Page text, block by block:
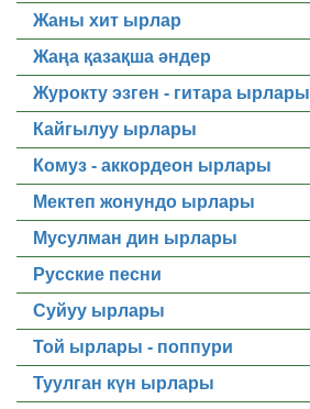
Жаны хит ырлар
Жаңа қазақша әндер
Журокту эзген - гитара ырлары
Кайгылуу ырлары
Комуз - аккордеон ырлары
Мектеп жонундо ырлары
Мусулман дин ырлары
Русские песни
Суйуу ырлары
Той ырлары - поппури
Туулган күн ырлары